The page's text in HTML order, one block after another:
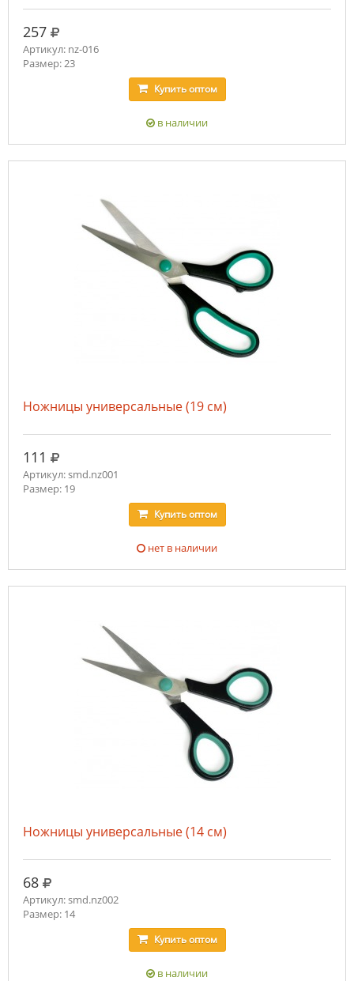
257 руб.
Артикул: nz-016
Размер: 23
Купитьоптом
в наличии
Ножницы универсальные (19 см)
111 руб.
Артикул: smd.nz001
Размер: 19
Купитьоптом
нет в наличии
Ножницы универсальные (14 см)
68 руб.
Артикул: smd.nz002
Размер: 14
Купитьоптом
в наличии